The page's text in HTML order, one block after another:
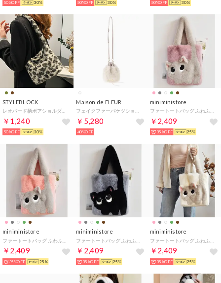
50%OFF 30% 50%OFF 30% 50%OFF 30%
STYLEBLOCK
￥1,240
50%OFF 30%
Maison de FLEUR
￥5,280
40%OFF
miniministore
￥2,409
35%OFF 25%
miniministore
￥2,409
35%OFF 25%
miniministore
￥2,409
35%OFF 25%
miniministore
￥2,409
35%OFF 25%